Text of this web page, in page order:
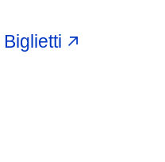
Biglietti